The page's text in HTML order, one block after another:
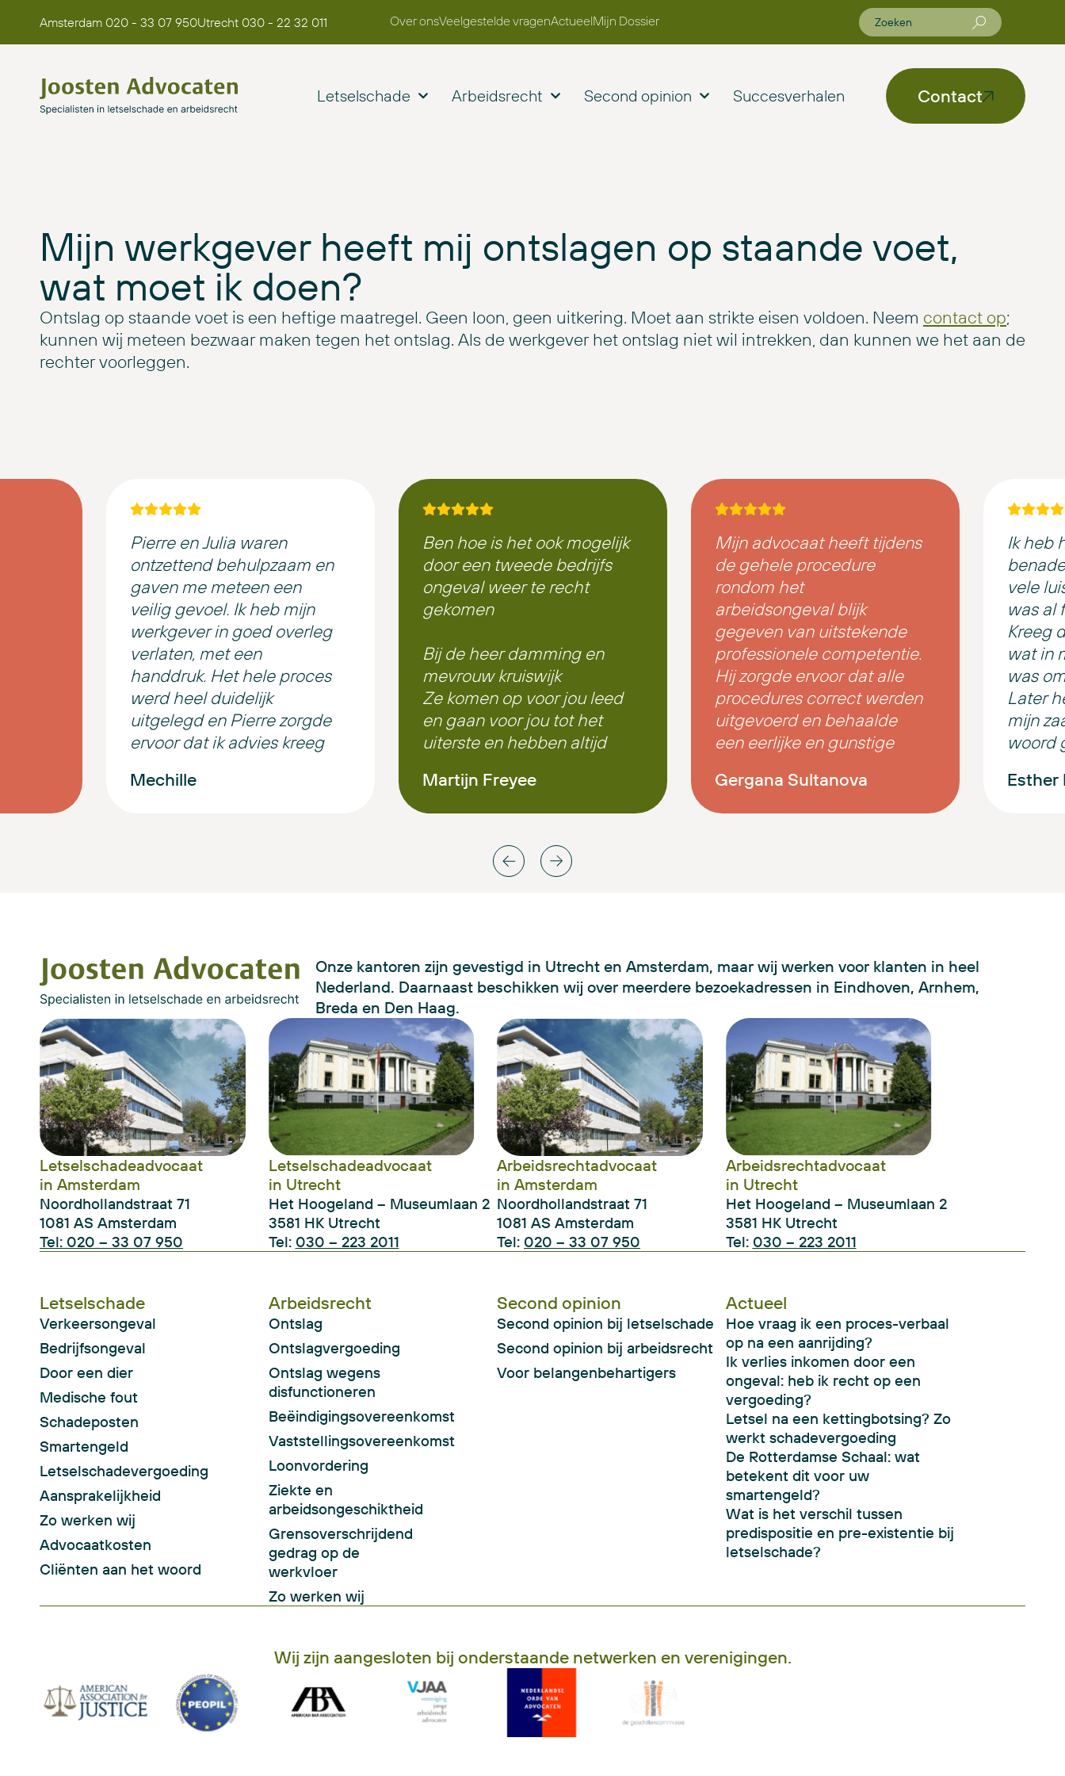
Amsterdam 020 - 33 07 950Utrecht 030 - 22 32 011 Over onsVeelgestelde vragenActueelMijn Dossier
Letselschade Arbeidsrecht Second opinion Succesverhalen Contact
Mijn werkgever heeft mij ontslagen op staande voet,
wat moet ik doen?
Ontslag op staande voet is een heftige maatregel. Geen loon, geen uitkering. Moet aan strikte eisen voldoen. Neem contact op;
kunnen wij meteen bezwaar maken tegen het ontslag. Als de werkgever het ontslag niet wil intrekken, dan kunnen we het aan de
rechter voorleggen.
Pierre en Julia waren
ontzettend behulpzaam en
gaven me meteen een
veilig gevoel. Ik heb mijn
werkgever in goed overleg
verlaten, met een
handdruk. Het hele proces
werd heel duidelijk
uitgelegd en Pierre zorgde
ervoor dat ik advies kreeg
paste.
Mechille
Ben hoe is het ook mogelijk
door een tweede bedrijfs
ongeval weer te recht
gekomen
Bij de heer damming en
mevrouw kruiswijk
Ze komen op voor jou leed
en gaan voor jou tot het
uiterste en hebben altijd
Ik wil dan ook het hele
damming en natuurlijk
joosten advocaaten super
Martijn Freyee
Mijn advocaat heeft tijdens
de gehele procedure
rondom het
arbeidsongeval blijk
gegeven van uitstekende
professionele competentie.
Hij zorgde ervoor dat alle
procedures correct werden
uitgevoerd en behaalde
een eerlijke en gunstige
dank, E. Goyarts, voor uw
geduld, professionaliteit en
Gergana Sultanova
Ik heb
vele
was al
Kreeg
wat in
was
Later
mijn
woord
pluim .
Esther
Onze kantoren zijn gevestigd in Utrecht en Amsterdam, maar wij werken voor klanten in heel
Nederland. Daarnaast beschikken wij over meerdere bezoekadressen in Eindhoven, Arnhem,
Breda en Den Haag.
Letselschadeadvocaat
in Amsterdam
Noordhollandstraat 71
1081 AS Amsterdam
Tel: 020 – 33 07 950
Letselschadeadvocaat
in Utrecht
Het Hoogeland – Museumlaan 2
3581 HK Utrecht
Tel: 030 – 223 2011
Arbeidsrechtadvocaat
in Amsterdam
Noordhollandstraat 71
1081 AS Amsterdam
Tel: 020 – 33 07 950
Arbeidsrechtadvocaat
in Utrecht
Het Hoogeland – Museumlaan 2
3581 HK Utrecht
Tel: 030 – 223 2011
Letselschade
Verkeersongeval
Bedrijfsongeval
Door een dier
Medische fout
Schadeposten
Smartengeld
Letselschadevergoeding
Aansprakelijkheid
Zo werken wij
Advocaatkosten
Cliënten aan het woord
Arbeidsrecht
Ontslag
Ontslagvergoeding
Ontslag wegens
disfunctioneren
Beëindigingsovereenkomst
Vaststellingsovereenkomst
Loonvordering
Ziekte en
arbeidsongeschiktheid
Grensoverschrijdend
gedrag op de
werkvloer
Zo werken wij
Second opinion
Second opinion bij letselschade
Second opinion bij arbeidsrecht
Voor belangenbehartigers
Actueel
Hoe vraag ik een proces-verbaal
op na een aanrijding?
Ik verlies inkomen door een
ongeval: heb ik recht op een
vergoeding?
Letsel na een kettingbotsing? Zo
werkt schadevergoeding
De Rotterdamse Schaal: wat
betekent dit voor uw
smartengeld?
Wat is het verschil tussen
predispositie en pre-existentie bij
letselschade?
Wij zijn aangesloten bij onderstaande netwerken en verenigingen.